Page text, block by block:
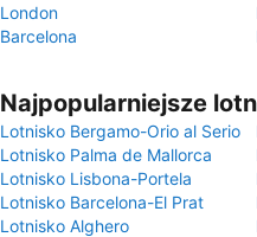
London
Barcelona
Najpopularniejsze
Lotnisko Bergamo-Orio al Serio
Lotnisko Palma de Mallorca
Lotnisko Lisbona-Portela
Lotnisko Barcelona-El Prat
Lotnisko Alghero